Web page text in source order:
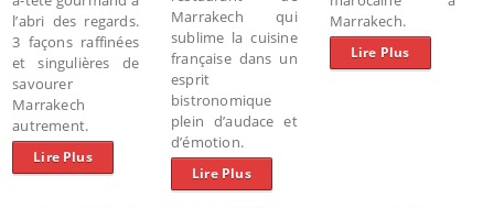
l’abri des regards.
3 façons raffinées
et singulières de
savourer
Marrakech
autrement.
Lire Plus
Marrakech qui
sublime la cuisine
française dans un
esprit
bistronomique
plein d’audace et
d’émotion.
Lire Plus
Marrakech.
Lire Plus